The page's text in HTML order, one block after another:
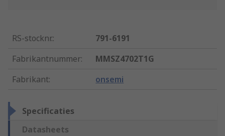
RS-stocknr.:
791-6191
Fabrikantnummer:
MMSZ4702T1G
Fabrikant: onsemi
Specificaties
Datasheets